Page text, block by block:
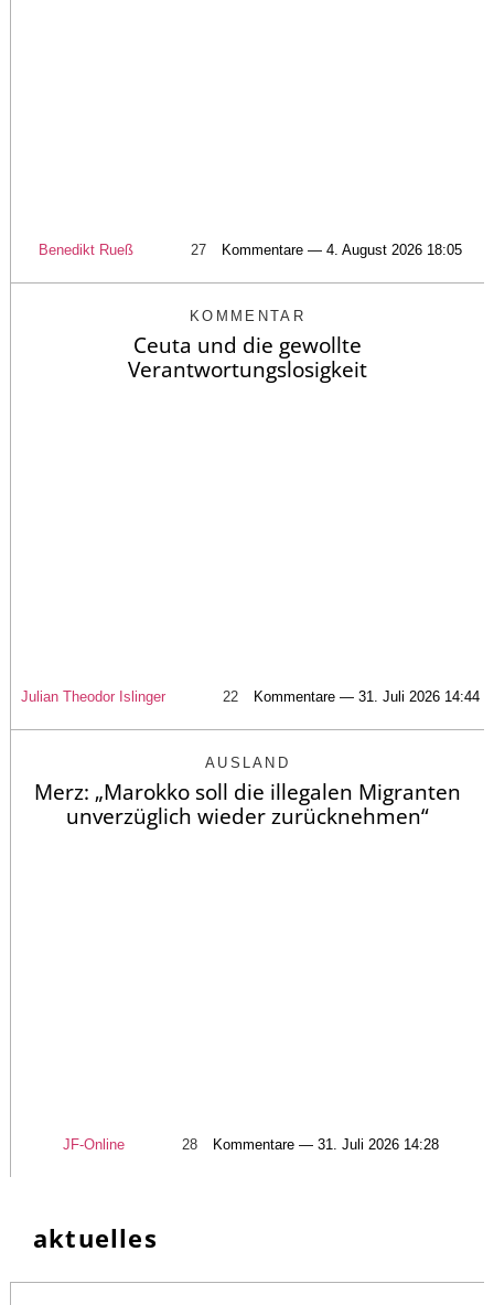
Benedikt Rueß 27 Kommentare — 4. August 2026 18:05
KOMMENTAR
Ceuta und die gewollte
Verantwortungslosigkeit
Julian Theodor Islinger 22 Kommentare — 31. Juli 2026 14:44
AUSLAND
Merz: „Marokko soll die illegalen Migranten
unverzüglich wieder zurücknehmen“
JF-Online 28 Kommentare — 31. Juli 2026 14:28
aktuelles